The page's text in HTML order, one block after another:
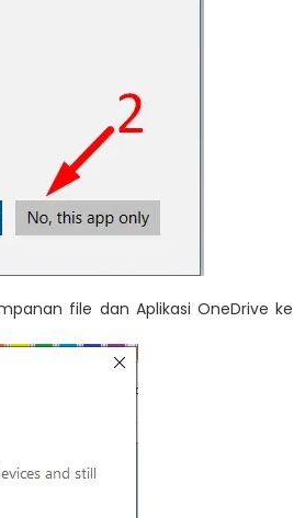
file dan Aplikasi OneDrive ke